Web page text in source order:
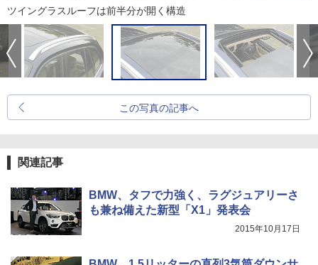
ツイングラスルーフは前半分が開く構造
この写真の記事へ
関連記事
BMW、タフで力強く、ラグジュアリーさ
も兼ね備えた新型「X1」発表会
2015年10月17日